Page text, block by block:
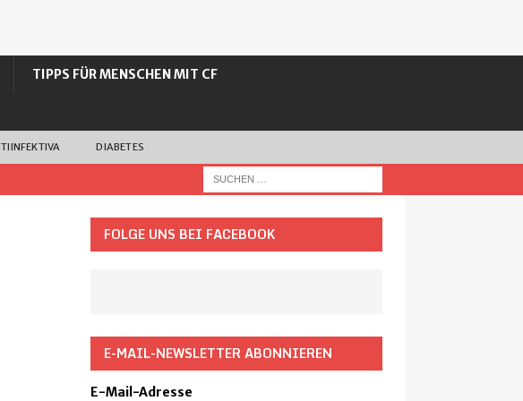
TIPPS FÜR MENSCHEN MIT CF
DIABETES
FOLGE UNS BEI FACEBOOK
E-MAIL-NEWSLETTER ABONNIEREN
E-Mail-Adresse